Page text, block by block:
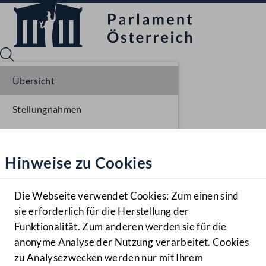
Hilfe
Benutzer
Navigationsmenü öffnen
MENÜ
Hinweise zu Cookies
Die Webseite verwendet Cookies: Zum einen sind
sie erforderlich für die Herstellung der
Funktionalität. Zum anderen werden sie für die
anonyme Analyse der Nutzung verarbeitet. Cookies
zu Analysezwecken werden nur mit Ihrem
Übersicht
Stellungnahmen
Einlangen NR